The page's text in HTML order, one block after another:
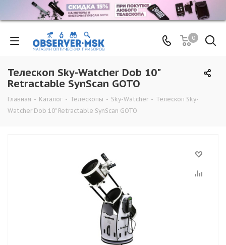
0
Телескоп Sky-Watcher Dob 10"
Retractable SynScan GOTO
Главная - Каталог - Телескопы - Sky-Watcher - Телескоп Sky-
Watcher Dob 10" Retractable SynScan GOTO